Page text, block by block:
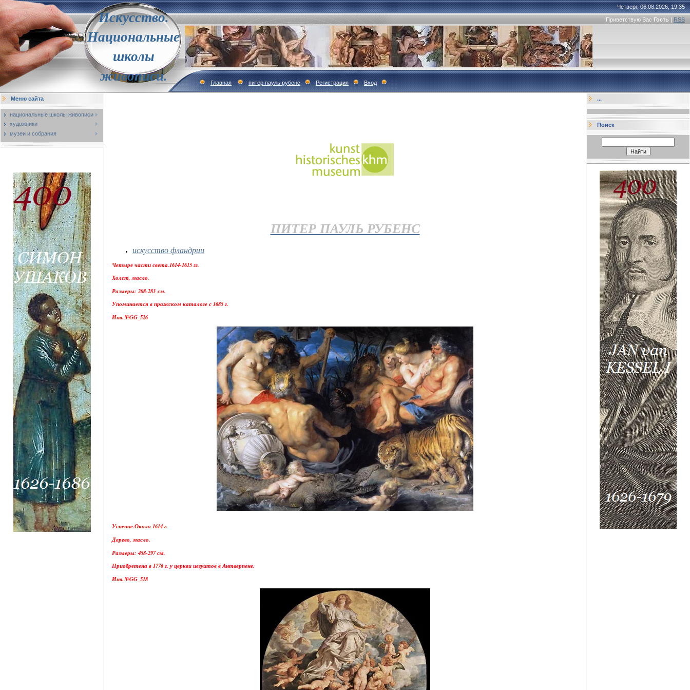
Искусство.
Национальные
школы
живописи.
Четверг, 06.08.2026, 19:35
Приветствую Вас Гость | RSS
Главная питер пауль рубенс Регистрация Вход
Меню сайта
национальные школы живописи
художники
музеи и собрания
ПИТЕР ПАУЛЬ РУБЕНС
искусство фландрии
Четыре части света.1614-1615 гг.
Холст, масло.
Размеры: 208-283 см.
Упоминается в пражском каталоге с 1685 г.
Инв.№GG_526
Успение.Около 1614 г.
Дерево, масло.
Размеры: 458-297 см.
Приобретена в 1776 г. у церкви иезуитов в Антверпене.
Инв.№GG_518
...
Поиск